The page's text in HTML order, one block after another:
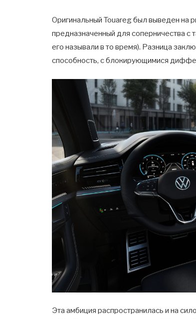
Оригинальный Touareg был выведен на
предназначенный для соперничества с
его называли в то время). Разница
способность, с блокирующимися
Эта амбиция распространилась и на